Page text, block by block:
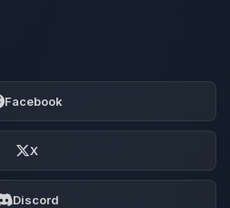
Facebook
X
Discord